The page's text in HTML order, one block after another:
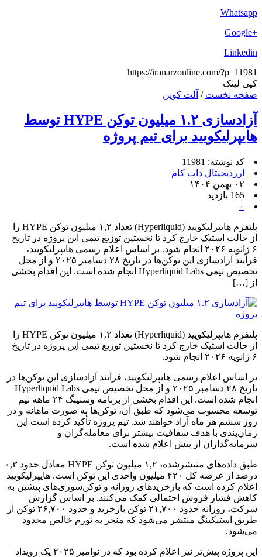
Whatsapp
+Google
Linkedin
https://iranarzonline.com/?p=11981
کپی لینک
صفحه نخست / آلت کوین
آزادسازی ۱.۲ میلیون توکن HYPE توسط
هایپرلیکویید برای تیم پروژه
کد نوشته: 11981
ارزدیجیتال دات کام
۰۲ بهمن ۱۴۰۴
165 بازدید
۰
پلتفرم هایپرلیکویید (Hyperliquid) تعداد ۱,۲ میلیون توکن HYPE را
از حالت استیک خارج کرد تا نخستین توزیع تیمی این پروژه در تاریخ
۶ ژانویه ۲۰۲۶ انجام شود. بر اساس اعلام رسمی هایپرلیکویید،
فرآیند آزاد‌سازی این توکن‌ها در تاریخ ۲۸ دسامبر ۲۰۲۵ و از محل
تخصیص تیمی Hyperliquid Labs انجام شده است. این اقدام بخشی
از […]
پلتفرم هایپرلیکویید (Hyperliquid) تعداد ۱,۲ میلیون توکن HYPE را
از حالت استیک خارج کرد تا نخستین توزیع تیمی این پروژه در تاریخ
۶ ژانویه ۲۰۲۶ انجام شود.
بر اساس اعلام رسمی هایپرلیکویید، فرآیند آزاد‌سازی این توکن‌ها در
تاریخ ۲۸ دسامبر ۲۰۲۵ و از محل تخصیص تیمی Hyperliquid Labs
انجام شده است. این اقدام بخشی از برنامه وستینگ ۲۴ ماهه تیم
توسعه محسوب می‌شود که طبق آن، توکن‌ها به صورت ماهانه و در
روز ششم هر ماه آزاد خواهند شد. تیم پروژه تأکید کرده است این
زمان‌بندی با هدف شفافیت بیشتر برای معامله‌گران و
سرمایه‌گذاران از پیش اعلام شده است.
طبق داده‌های منتشرشده، ۱,۲ میلیون توکن HYPE معادل حدود ۰,۳
درصد از عرضه کل ۴۲۰ میلیون واحدی این توکن است. هایپرلیکویید
اعلام کرده است که بازخریدهای روزانه و توکن‌سوزی‌های پیشین به
کاهش فشار فروش احتمالی کمک می‌کنند. بر اساس گزارش
شرکت، روزانه حدود ۲۱,۷۰۰ توکن بازخرید و حدود ۲۶,۷۰۰ توکن از
طریق استیکینگ منتشر می‌شود که منجر به تورم خالص محدود
می‌شود.
این پروژه پیش‌تر نیز اعلام کرده بود که در نوامبر ۲۰۲۵ یک رویداد